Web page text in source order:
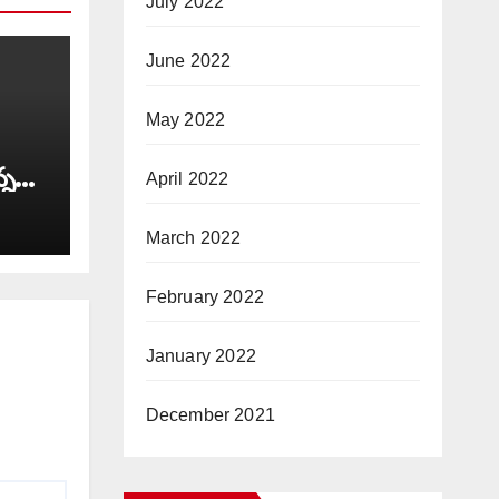
June 2022
May 2022
April 2022
March 2022
February 2022
January 2022
December 2021